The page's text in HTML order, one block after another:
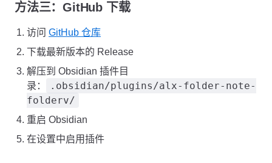
方法三：GitHub 下载
访问 GitHub 仓库
下载最新版本的 Release
解压到 Obsidian 插件目
录：
.obsidian/plugins/alx-folder-note-
folderv/
重启 Obsidian
在设置中启用插件